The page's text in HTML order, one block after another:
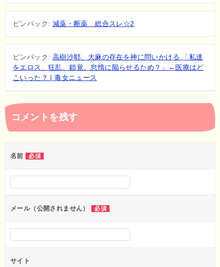
ピンバック: 減薬・断薬 総合スレ☆2
ピンバック: 高樹沙耶、大麻の存在を神に問いかける 「私達
をエロス、狂乱、錯覚、怠惰に陥らせるため？」←医療はど
こいった？ | 毒女ニュース
コメントを残す
名前 必須
メール（公開されません） 必須
サイト